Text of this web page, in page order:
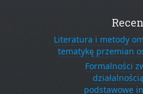
Literatura i metody
tematykę przemian
Formalności
podstawowe